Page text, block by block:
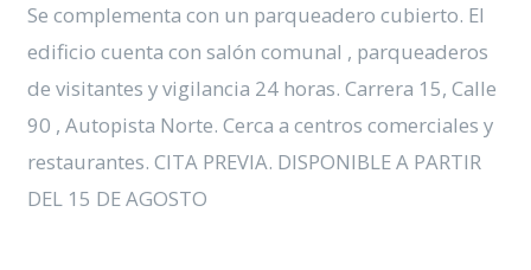
Se complementa con un parqueadero cubierto. El
edificio cuenta con salón comunal , parqueaderos
de visitantes y vigilancia 24 horas. Carrera 15, Calle
90 , Autopista Norte. Cerca a centros comerciales y
restaurantes. CITA PREVIA. DISPONIBLE A PARTIR
DEL 15 DE AGOSTO